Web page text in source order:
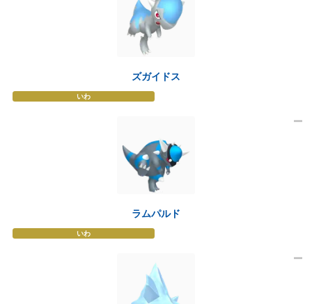
ズガイドス
いわ
ラムパルド
いわ